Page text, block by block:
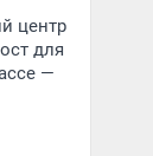
центр
для
—